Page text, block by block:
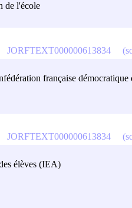
de l'école
française
JORFTEXT000000613834
élèves (IEA)
JORFTEXT000000613834